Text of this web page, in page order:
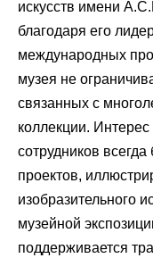
искусств имени
благодаря его
международных
музея не
связанных с
коллекции.
сотрудников
проектов,
изобразительного
музейной
поддерживается